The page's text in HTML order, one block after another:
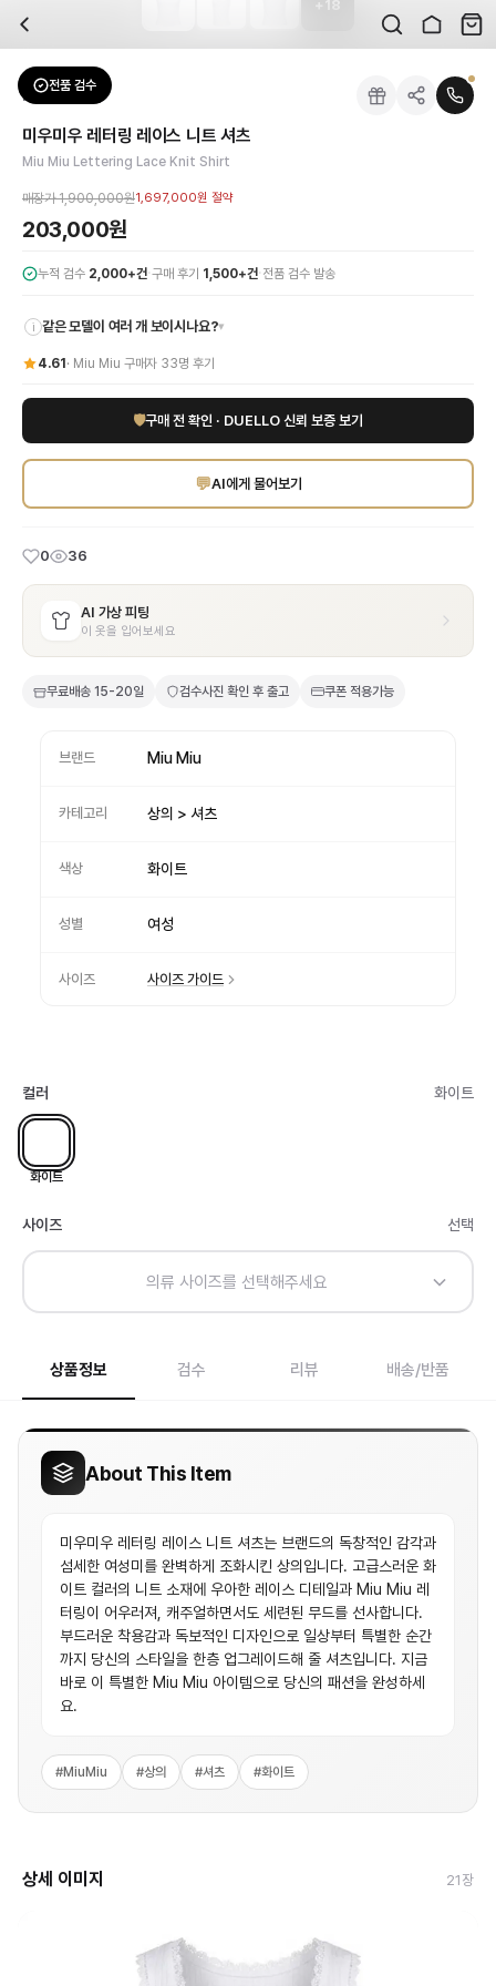
배송은 얼마나 걸리나요?
검수는 어떻게 진행되나요? 검수 사진을 받을 수 있나요?
전문 스태프가 실물 상품을 직접 확인한 후 검수 사진을 제공합니다. 가죽 재질,
교환이나 반품이 가능한가요?
수령 후 7일 이내 신청하시면 상품 하자, 사이즈 불일치, 고객 변심 모두 교환·반
쿠폰과 적립금을 함께 사용할 수 있나요?
네, 쿠폰과 적립금을 결제 시 함께 사용하실 수 있습니다. 적립금은 1,000원 이상
사이즈는 어떻게 선택하나요?
상품 상세의 사이즈 정보를 참고해 선택하시고, 사이즈 선택이 어려우시면 카카오
브랜드:
성별:여성
색상:화이트
가격:203,000원
미우미우 레터링 레이스 니트 셔츠는 브랜드의 독창적인 감각과 섬세한 여성미를
미우미우 레터링 레이스 니트 셔츠
18
전품 검수
Miu Miu 셔츠
미우미우 레터링 레이스 니트 셔츠
Miu Miu Lettering Lace Knit Shirt
매장가1,900,000원1,697,000원 절약
203,000원
누적 검수 2,000+건·구매 후기 1,500+건· 전품 검수 발송
i 같은 모델이 여러 개 보이시나요?▾
4.61 · Miu Miu 구매자 33명 후기
🛡구매 전 확인 · DUELLO 신뢰 보증 보기
💬AI에게 물어보기
0 36
AI 가상 피팅
이 옷을 입어보세요
무료배송 15-20일 검수사진 확인 후 출고 쿠폰 적용가능
브랜드 Miu Miu
카테고리 상의 > 셔츠
색상 화이트
성별 여성
사이즈 사이즈 가이드
컬러 화이트
화이트
사이즈 선택
의류 사이즈를 선택해주세요
상품정보 검수 리뷰 배송/반품
About This Item
미우미우 레터링 레이스 니트 셔츠는 브랜드의 독창적인 감각과
섬세한 여성미를 완벽하게 조화시킨 상의입니다. 고급스러운 화
이트 컬러의 니트 소재에 우아한 레이스 디테일과 Miu Miu 레
터링이 어우러져, 캐주얼하면서도 세련된 무드를 선사합니다.
부드러운 착용감과 독보적인 디자인으로 일상부터 특별한 순간
까지 당신의 스타일을 한층 업그레이드해 줄 셔츠입니다. 지금
바로 이 특별한 Miu Miu 아이템으로 당신의 패션을 완성하세
요.
#MiuMiu #상의 #셔츠 #화이트
상세 이미지 21 장